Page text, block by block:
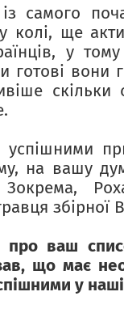
самого
колі, ще
у
готові вони
скільки
на вашу
збірної
ваш
що має
у